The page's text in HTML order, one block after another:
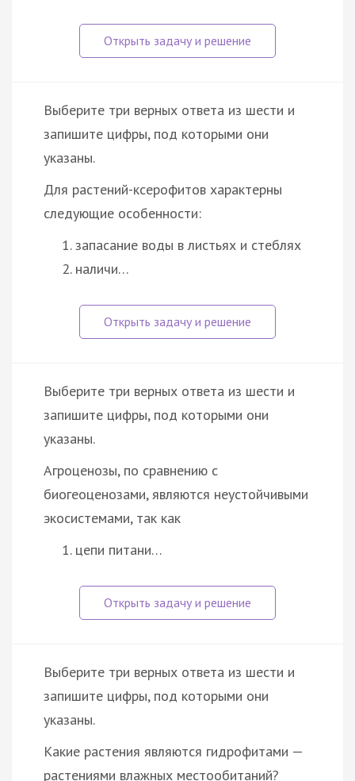
Выберите три верных ответа из шести и
запишите цифры, под которыми они
указаны.
Для растений-ксерофитов характерны
следующие особенности:
запасание воды в листьях и стеблях
наличи…
Выберите три верных ответа из шести и
запишите цифры, под которыми они
указаны.
Агроценозы, по сравнению с
биогеоценозами, являются неустойчивыми
экосистемами, так как
цепи питани…
Выберите три верных ответа из шести и
запишите цифры, под которыми они
указаны.
Какие растения являются гидрофитами —
растениями влажных местообитаний?